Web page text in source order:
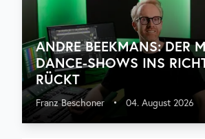
ANDRE BEEKMANS: DER
DANCE-SHOWS INS
RÜCKT
Franz Beschoner • 04. August 2026